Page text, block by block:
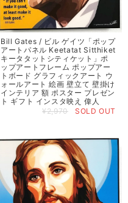
Bill Gates / ビル ゲイツ「ポップ
アートパネル Keetatat Sitthiket
キータタットシティケット」ポ
ップアートフレーム ポップアー
トボード グラフィックアート ウ
ォールアート 絵画 壁立て 壁掛け
インテリア 額 ポスター プレゼン
ト ギフト インスタ映え 偉人
¥2,970
SOLD OUT